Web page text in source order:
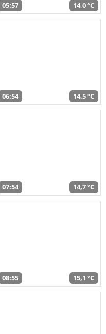
05:57 14,0 °C
06:54 14,5 °C
07:54 14,7 °C
08:55 15,1 °C